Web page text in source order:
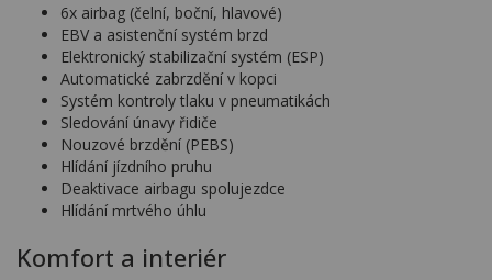
6x airbag (čelní, boční, hlavové)
EBV a asistenční systém brzd
Elektronický stabilizační systém (ESP)
Automatické zabrzdění v kopci
Systém kontroly tlaku v pneumatikách
Sledování únavy řidiče
Nouzové brzdění (PEBS)
Hlídání jízdního pruhu
Deaktivace airbagu spolujezdce
Hlídání mrtvého úhlu
Komfort a interiér